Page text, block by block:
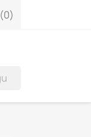
(0)